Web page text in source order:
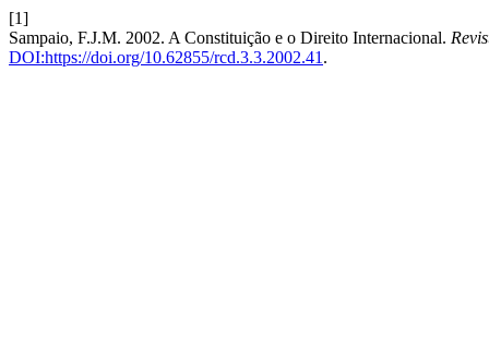
[1]
Sampaio, F.J.M. 2002. A Constituição e o Direito Internacional.
DOI:https://doi.org/10.62855/rcd.3.3.2002.41 .